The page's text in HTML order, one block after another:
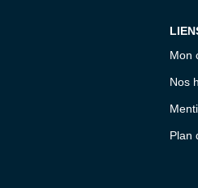
Mon
Nos
Plan